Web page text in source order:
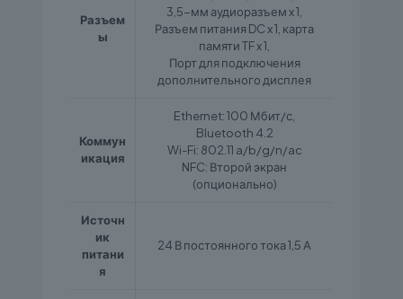
Разъем
ы
3,5-мм аудиоразъем x 1,
Разъем питания DC x 1, карта
памяти TF x 1,
Порт для подключения
дополнительного дисплея
Коммун
икация
Ethernet: 100 Мбит/с,
Bluetooth 4.2
Wi-Fi: 802.11 a/b/g/n/ac
NFC: Второй экран
(опционально)
Источн
ик
питани
я
24 В постоянного тока 1,5 А